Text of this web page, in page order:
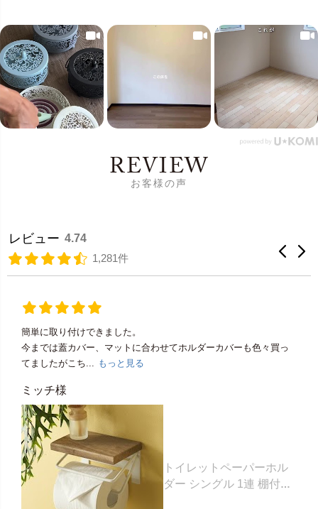
REVIEW
お客様の声
レビュー 4.74
1,281件
簡単に取り付けできました。
今までは蓋カバー、マットに合わせてホルダーカバーも色々買っ
てましたがこち... もっと見る
ミッチ様
トイレットペーパーホル
ダー シングル 1連 棚付き